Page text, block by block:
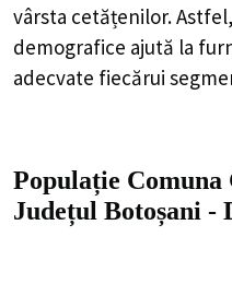
vârsta cetățenilor.
demografice ajută la
adecvate fiecărui
Populație Comuna
Județul Botoșani -